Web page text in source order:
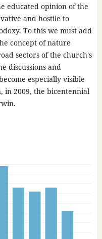
educated opinion of the
and hostile to
To this we must add
concept of nature
sectors of the church's
discussions and
especially visible
in 2009, the bicentennial